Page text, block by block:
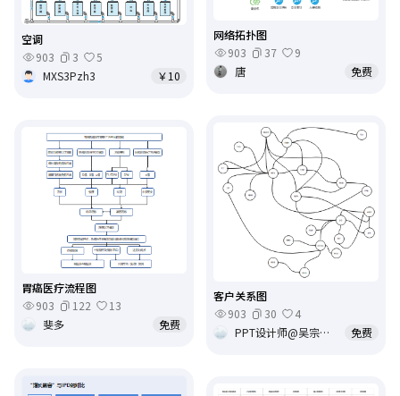
空调
903
3
5
MXS3Pzh3
￥10
网络拓扑图
903
37
9
唐
免费
客户关系图
903
30
4
PPT设计师@吴宗世@墁蒂的生活
免费
胃癌医疗流程图
903
122
13
斐多
免费